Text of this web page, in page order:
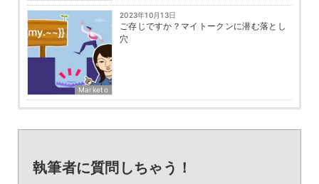
Marketo
2023年10月13日
ご存じですか？マイトークンに潜む落とし
穴
執筆者に質問しちゃう！